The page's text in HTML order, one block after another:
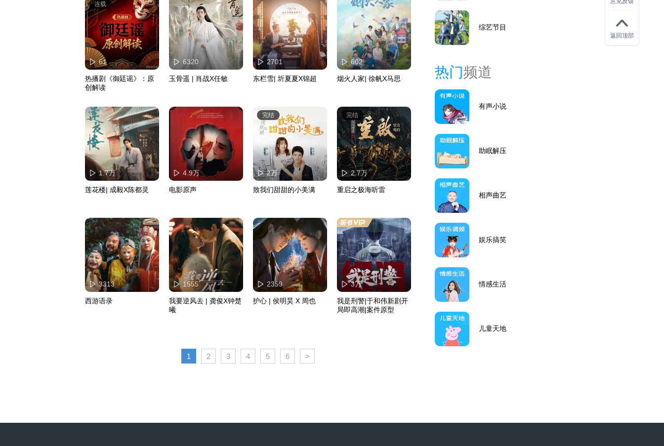
连载
61
热播剧《御廷谣》：原
创解读
6320
玉骨遥 | 肖战X任敏
2701
东栏雪| 圻夏夏X锦超
602
烟火人家| 徐帆X马思
1.7万
莲花楼| 成毅X陈都灵
4.9万
电影原声
完结
2万
致我们甜甜的小美满
完结
2.7万
重启之极海听雷
3313
西游语录
1555
我要逆风去 | 龚俊X钟楚
曦
2359
护心 | 侯明昊 X 周也
3万
我是刑警|于和伟新剧开
局即高潮|案件原型
1 2 3 4 5 6 >
综艺节目
热门频道
有声小说
助眠解压
相声曲艺
娱乐搞笑
情感生活
儿童天地
返回顶部